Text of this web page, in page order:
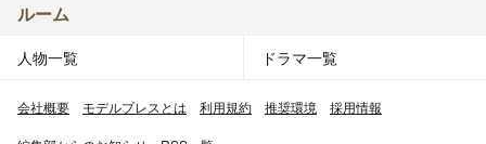
ルーム
人物一覧 ドラマ一覧
会社概要 モデルプレスとは 利用規約 推奨環境 採用情報